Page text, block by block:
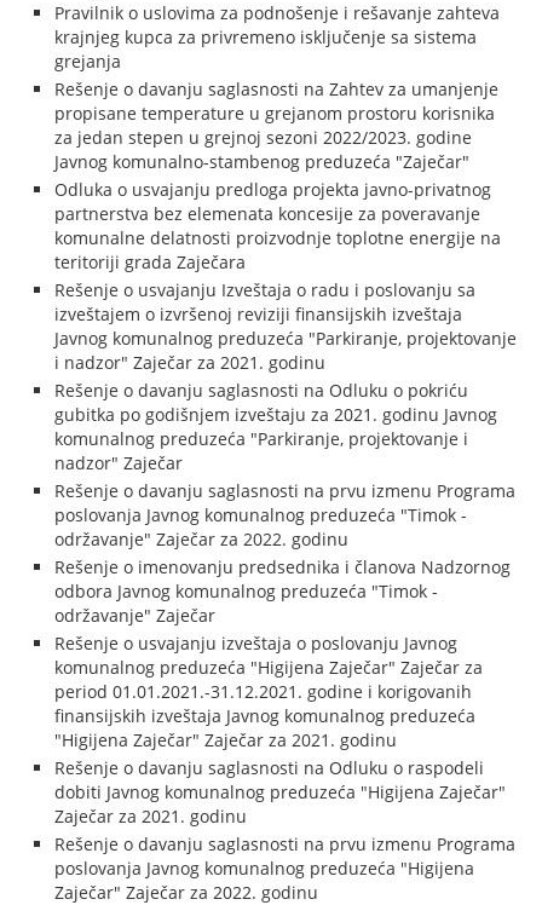
Pravilnik o uslovima za podnošenje i rešavanje zahteva
krajnjeg kupca za privremeno isključenje sa sistema
grejanja
Rešenje o davanju saglasnosti na Zahtev za umanjenje
propisane temperature u grejanom prostoru korisnika
za jedan stepen u grejnoj sezoni 2022/2023. godine
Javnog komunalno-stambenog preduzeća "Zaječar"
Odluka o usvajanju predloga projekta javno-privatnog
partnerstva bez elemenata koncesije za poveravanje
komunalne delatnosti proizvodnje toplotne energije na
teritoriji grada Zaječara
Rešenje o usvajanju Izveštaja o radu i poslovanju sa
izveštajem o izvršenoj reviziji finansijskih izveštaja
Javnog komunalnog preduzeća "Parkiranje, projektovanje
i nadzor" Zaječar za 2021. godinu
Rešenje o davanju saglasnosti na Odluku o pokriću
gubitka po godišnjem izveštaju za 2021. godinu Javnog
komunalnog preduzeća "Parkiranje, projektovanje i
nadzor" Zaječar
Rešenje o davanju saglasnosti na prvu izmenu Programa
poslovanja Javnog komunalnog preduzeća "Timok -
održavanje" Zaječar za 2022. godinu
Rešenje o imenovanju predsednika i članova Nadzornog
odbora Javnog komunalnog preduzeća "Timok -
održavanje" Zaječar
Rešenje o usvajanju izveštaja o poslovanju Javnog
komunalnog preduzeća "Higijena Zaječar" Zaječar za
period 01.01.2021.-31.12.2021. godine i korigovanih
finansijskih izveštaja Javnog komunalnog preduzeća
"Higijena Zaječar" Zaječar za 2021. godinu
Rešenje o davanju saglasnosti na Odluku o raspodeli
dobiti Javnog komunalnog preduzeća "Higijena Zaječar"
Zaječar za 2021. godinu
Rešenje o davanju saglasnosti na prvu izmenu Programa
poslovanja Javnog komunalnog preduzeća "Higijena
Zaječar" Zaječar za 2022. godinu